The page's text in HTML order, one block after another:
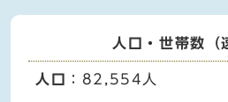
人口・世帯数（
人口 ：82,554人